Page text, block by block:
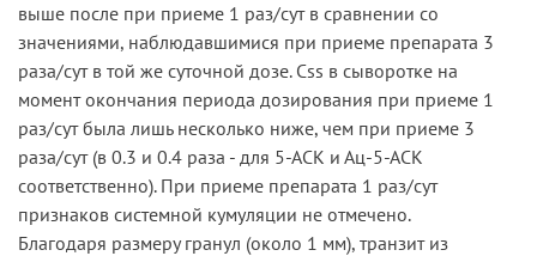
выше после при приеме 1 раз/сут в сравнении со
значениями, наблюдавшимися при приеме препарата 3
раза/сут в той же суточной дозе. Сss в сыворотке на
момент окончания периода дозирования при приеме 1
раз/сут была лишь несколько ниже, чем при приеме 3
раза/сут (в 0.3 и 0.4 раза - для 5-АСК и Ац-5-АСК
соответственно). При приеме препарата 1 раз/сут
признаков системной кумуляции не отмечено.
Благодаря размеру гранул (около 1 мм), транзит из